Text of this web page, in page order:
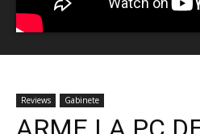
Reviews Gabinete